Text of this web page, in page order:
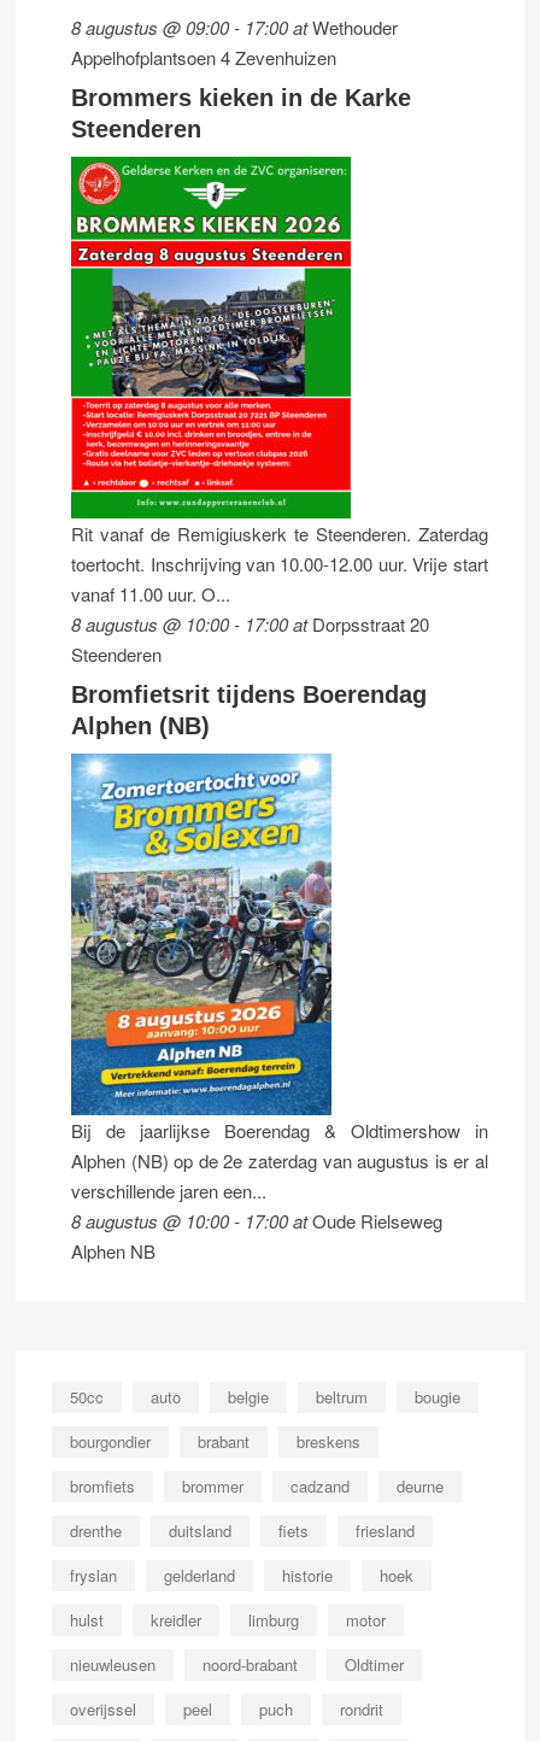
8 augustus @ 09:00- 17:00atWethouder
Appelhofplantsoen 4 Zevenhuizen
Brommers kieken in de Karke
Steenderen
Rit vanaf de Remigiuskerk te Steenderen. Zaterdag
toertocht. Inschrijving van 10.00-12.00 uur. Vrije start
vanaf 11.00 uur. O...
8 augustus @ 10:00- 17:00atDorpsstraat 20
Steenderen
Bromfietsrit tijdens Boerendag
Alphen (NB)
Bij de jaarlijkse Boerendag & Oldtimershow in
Alphen (NB) op de 2e zaterdag van augustus is er al
verschillende jaren een...
8 augustus @ 10:00- 17:00atOude Rielseweg
Alphen NB
50cc auto belgie beltrum
bougie
bourgondier
brabant
breskens
bromfiets
brommer cadzand
deurne
drenthe
duitsland fiets
friesland
fryslan
gelderland historie
hoek
hulst
kreidler limburg
motor
nieuwleusen
noord-brabant
Oldtimer
overijssel
peel puch
rondrit